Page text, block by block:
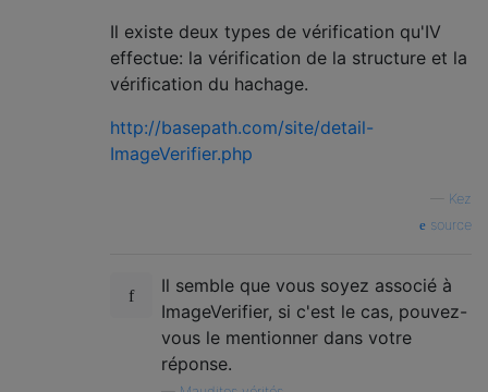
Il existe deux types de vérification qu'IV
effectue: la vérification de la structure et la
vérification du hachage.
http://basepath.com/site/detail-
ImageVerifier.php
Kez
source
Il semble que vous soyez associé à
ImageVerifier, si c'est le cas, pouvez-
vous le mentionner dans votre
réponse.